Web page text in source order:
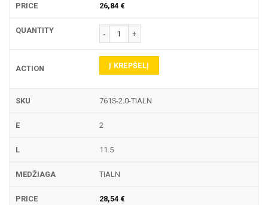
26,84 €
produkto kiekis: 761S TEKINIMO PLOKŠTELĖ
Į KREPŠELĮ
761S-2.0-TIALN
2
11.5
TIALN
28,54 €